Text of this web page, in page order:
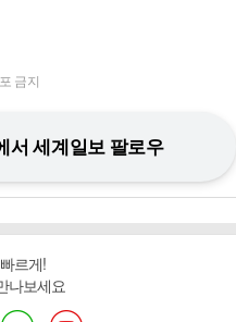
금지
서 세계일보 팔로우
르게!
나보세요